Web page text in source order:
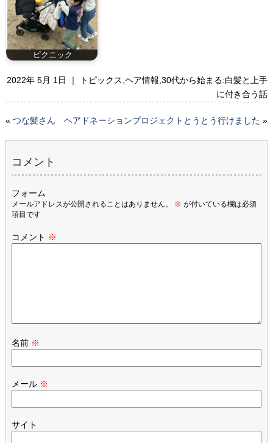
ピクニック
2022年 5月 1日 ｜ トピックス,ヘア情報,30代から始まる:白髪と上手
に付き合う話
« つな髪さん ヘアドネーションプロジェクト とうとう行けました »
コメント
フォーム
メールアドレスが公開されることはありません。 ※ が付いている欄は必須
項目です
コメント ※
名前 ※
メール ※
サイト